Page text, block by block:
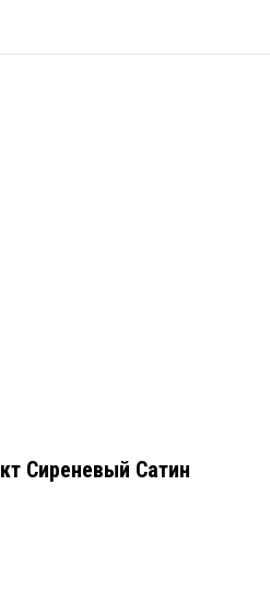
Сиреневый Сатин